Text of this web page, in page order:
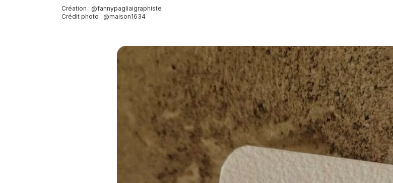
Création : @fannypagliaigraphiste
Crédit photo : @maison1634